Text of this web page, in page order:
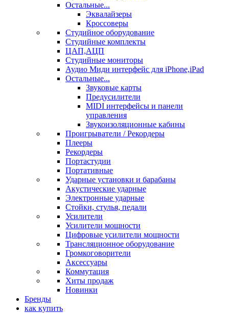
Остальные...
Эквалайзеры
Кроссоверы
Студийное оборудование
Студийные комплекты
ЦАП,АЦП
Студийные мониторы
Аудио Миди интерфейс для iPhone,iPad
Остальные...
Звуковые карты
Предусилители
MIDI интерфейсы и панели
управления
Звукоизоляционные кабины
Проигрыватели / Рекордеры
Плееры
Рекордеры
Портастудии
Портативные
Ударные установки и барабаны
Акустические ударные
Электронные ударные
Стойки, стулья, педали
Усилители
Усилители мощности
Цифровые усилители мощности
Трансляционное оборудование
Громкоговорители
Аксессуары
Коммутация
Хиты продаж
Новинки
Бренды
как купить